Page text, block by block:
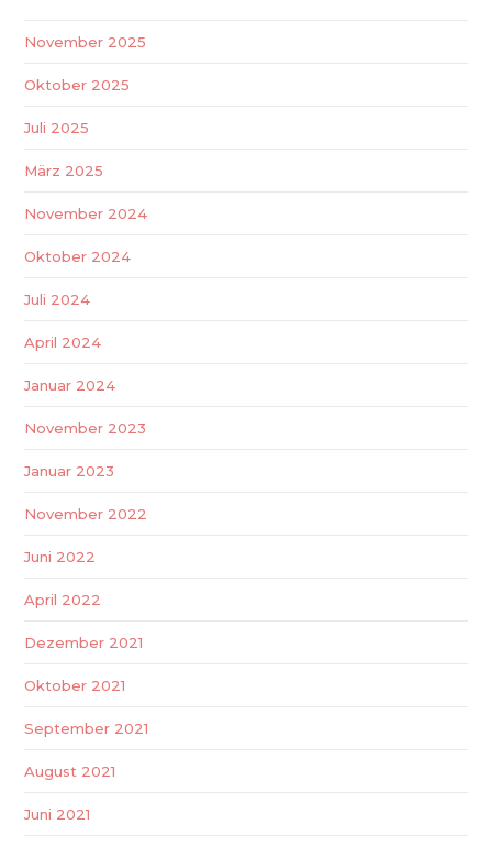
November 2025
Oktober 2025
Juli 2025
März 2025
November 2024
Oktober 2024
Juli 2024
April 2024
Januar 2024
November 2023
Januar 2023
November 2022
Juni 2022
April 2022
Dezember 2021
Oktober 2021
September 2021
August 2021
Juni 2021